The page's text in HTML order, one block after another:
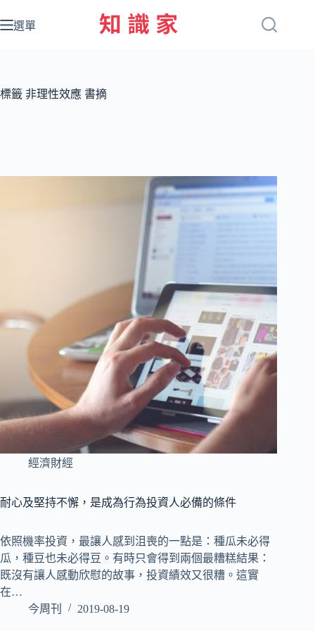
至
容
選單
標籤 非理性效應 書摘
經濟財經
耐心及堅持不懈，是成為行為投資人必備的條件
依照機率投資，最讓人感到沮喪的一點是：種瓜未必得
瓜，種豆也未必得豆。有時只會得到兩個最糟糕結果：
既沒有讓人感動欣慰的故事，投資績效又很糟。這實
在…
今周刊
2019-08-19